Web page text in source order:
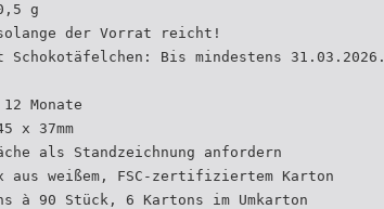
g
der Vorrat reicht!
Bis mindestens 31.03.2026.
Monate
x 37mm
als Standzeichnung anfordern
aus weißem, FSC-zertifiziertem Karton
à 90 Stück, 6 Kartons im Umkarton